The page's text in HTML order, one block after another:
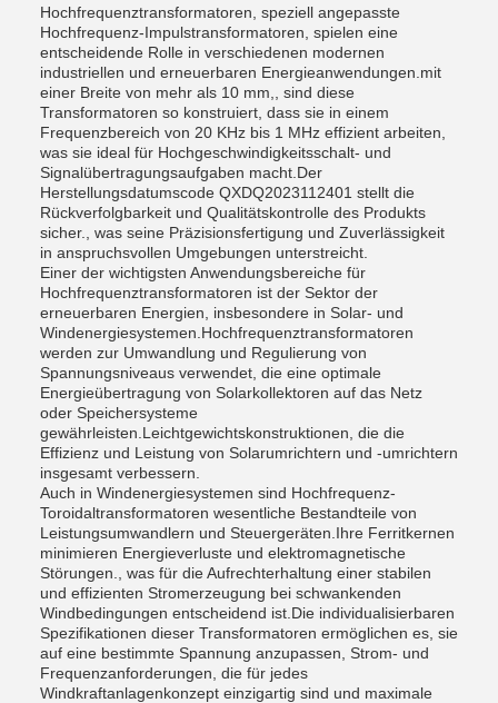
Hochfrequenztransformatoren, speziell angepasste
Hochfrequenz-Impulstransformatoren, spielen eine
entscheidende Rolle in verschiedenen modernen
industriellen und erneuerbaren Energieanwendungen.mit
einer Breite von mehr als 10 mm,, sind diese
Transformatoren so konstruiert, dass sie in einem
Frequenzbereich von 20 KHz bis 1 MHz effizient arbeiten,
was sie ideal für Hochgeschwindigkeitsschalt- und
Signalübertragungsaufgaben macht.Der
Herstellungsdatumscode QXDQ2023112401 stellt die
Rückverfolgbarkeit und Qualitätskontrolle des Produkts
sicher., was seine Präzisionsfertigung und Zuverlässigkeit
in anspruchsvollen Umgebungen unterstreicht.
Einer der wichtigsten Anwendungsbereiche für
Hochfrequenztransformatoren ist der Sektor der
erneuerbaren Energien, insbesondere in Solar- und
Windenergiesystemen.Hochfrequenztransformatoren
werden zur Umwandlung und Regulierung von
Spannungsniveaus verwendet, die eine optimale
Energieübertragung von Solarkollektoren auf das Netz
oder Speichersysteme
gewährleisten.Leichtgewichtskonstruktionen, die die
Effizienz und Leistung von Solarumrichtern und -umrichtern
insgesamt verbessern.
Auch in Windenergiesystemen sind Hochfrequenz-
Toroidaltransformatoren wesentliche Bestandteile von
Leistungsumwandlern und Steuergeräten.Ihre Ferritkernen
minimieren Energieverluste und elektromagnetische
Störungen., was für die Aufrechterhaltung einer stabilen
und effizienten Stromerzeugung bei schwankenden
Windbedingungen entscheidend ist.Die individualisierbaren
Spezifikationen dieser Transformatoren ermöglichen es, sie
auf eine bestimmte Spannung anzupassen, Strom- und
Frequenzanforderungen, die für jedes
Windkraftanlagenkonzept einzigartig sind und maximale